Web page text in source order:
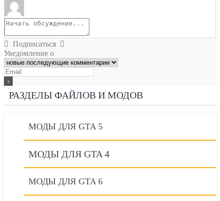
Подписаться
Уведомление о
РАЗДЕЛЫ ФАЙЛОВ И МОДОВ
МОДЫ ДЛЯ GTA 5
МОДЫ ДЛЯ GTA 4
МОДЫ ДЛЯ GTA 6